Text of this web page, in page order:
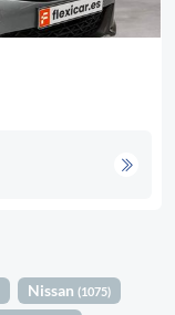
Nissan (1075)